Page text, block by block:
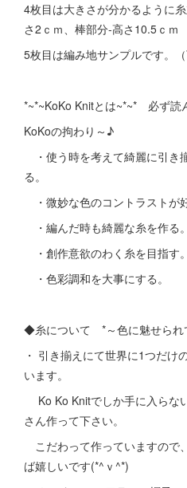
4枚目は大きさが分かるように
さ2ｃｍ、棒部分-高さ10.5ｃｍ
5枚目は編み地サンプルです。
*~*~KoKo Knitとは~*~* 必ず読
KoKoの拘わり～♪
・使う時を考えて綺麗に引き
る。
・微妙な色のコントラストが
・編んだ時も綺麗な糸を作る。
・創作意欲のわく糸を目指す。
・色彩調和を大事にする。
◆糸について *～色に魅せられ
・ 引き揃えにて世界に1つだけ
います。
Ko Ko Knitでしか手に入らな
さん作って下さい。
こだわって作っていますので
ば嬉しいです(*^ｖ^*)